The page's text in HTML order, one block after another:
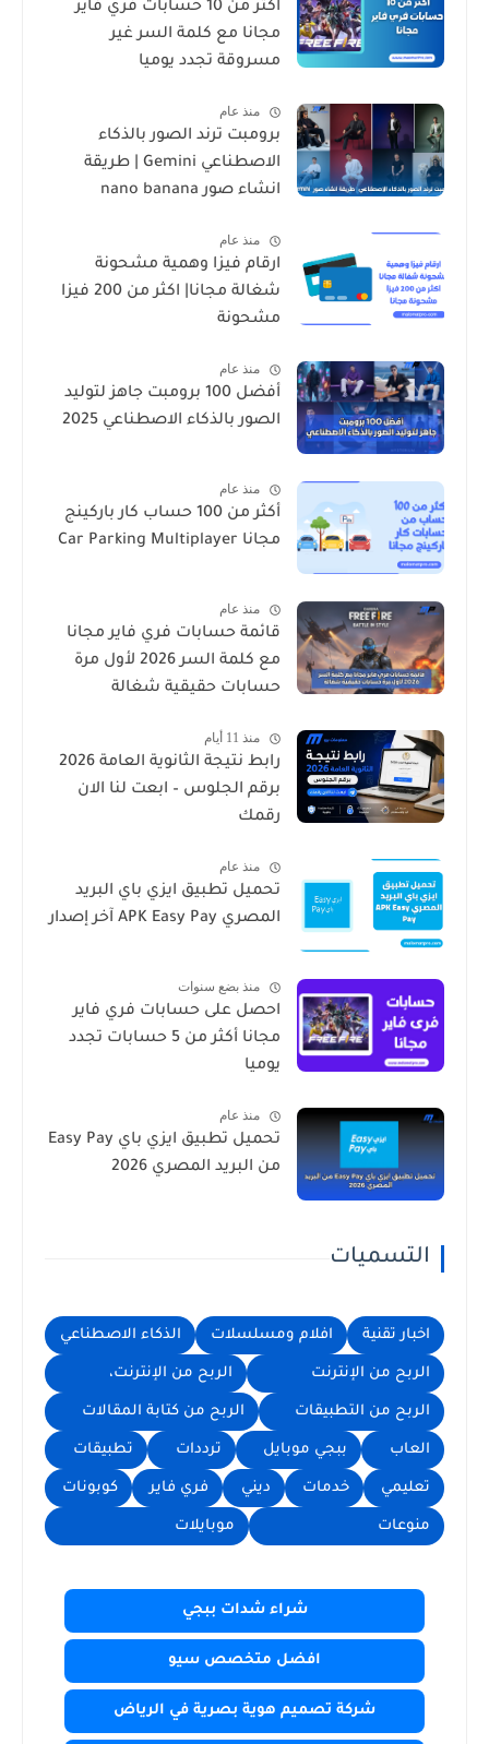
أكثر من 10 حسابات فري فاير
مجانا مع كلمة السر غير
مسروقة تجدد يوميا
منذ عام
برومبت ترند الصور بالذكاء
الاصطناعي Gemini | طريقة
انشاء صور nano banana
منذ عام
ارقام فيزا وهمية مشحونة
شغالة مجانا| اكثر من 200 فيزا
مشحونة
منذ عام
أفضل 100 برومبت جاهز لتوليد
الصور بالذكاء الاصطناعي 2025
منذ عام
أكثر من 100 حساب كار باركينج
مجانا Car Parking Multiplayer
منذ عام
قائمة حسابات فري فاير مجانا
مع كلمة السر 2026 لأول مرة
حسابات حقيقية شغالة
منذ 11 أيام
رابط نتيجة الثانوية العامة 2026
برقم الجلوس – ابعت لنا الان
رقمك
منذ عام
تحميل تطبيق ايزي باي البريد
المصري APK Easy Pay آخر إصدار
منذ بضع سنوات
احصل على حسابات فري فاير
مجانا أكثر من 5 حسابات تجدد
يوميا
منذ عام
تحميل تطبيق ايزي باي Easy Pay
من البريد المصري 2026
التسميات
اخبار تقنية افلام ومسلسلات الذكاء الاصطناعي
الربح من الإنترنت الربح من الإنترنت،
الربح من التطبيقات الربح من كتابة المقالات
العاب ببجي موبايل ترددات تطبيقات
تعليمي خدمات ديني فري فاير كوبونات
منوعات موبايلات
شراء شدات ببجي
افضل متخصص سيو
شركة تصميم هوية بصرية في الرياض